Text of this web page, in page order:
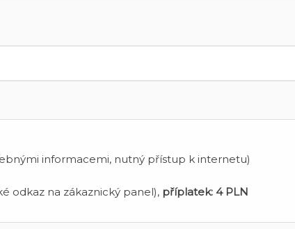
informacemi, nutný přístup k internetu)
odkaz na zákaznický panel), příplatek: 4 PLN